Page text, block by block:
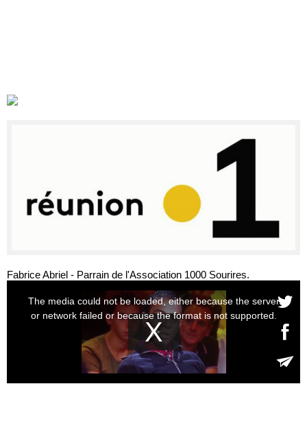
Fabrice Abriel - Parrain de l'Association 1000 Sourires.